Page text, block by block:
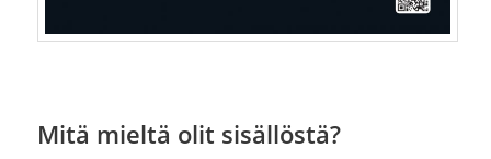
Mitä mieltä olit sisällöstä?